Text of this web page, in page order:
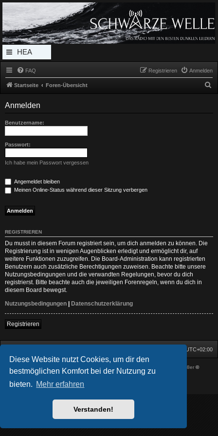
Diese Website nutzt Cookies, um dir den
bestmöglichen Komfort bei der Nutzung zu
bieten. Mehr erfahren
Verstanden!
Radio Schwarze Welle Forum
Das Radio mit den Besten Dunklen Liedern
HEA
DERL
MEN
U
FAQ Anmelden
Registrieren
Startseite Foren-Übersicht
Anmelden
Benutzername:
Passwort:
Ich habe mein Passwort vergessen
Angemeldet bleiben
Meinen Online-Status während dieser Sitzung verbergen
REGISTRIEREN
Du musst in diesem Forum registriert sein, um dich anmelden zu können. Die
Registrierung ist in wenigen Augenblicken erledigt und ermöglicht dir, auf
weitere Funktionen zuzugreifen. Die Board-Administration kann registrierten
Benutzern auch zusätzliche Berechtigungen zuweisen. Beachte bitte unsere
Nutzungsbedingungen und die verwandten Regelungen, bevor du dich
registrierst. Bitte beachte auch die jeweiligen Forenregeln, wenn du dich in
diesem Board bewegst.
Nutzungsbedingungen
Datenschutzerklärung
Registrieren
UTC+02:00
Powered byphpBB® Forum Software © phpBB Limited Prosk8er©
phpBB.de
Datenschutz